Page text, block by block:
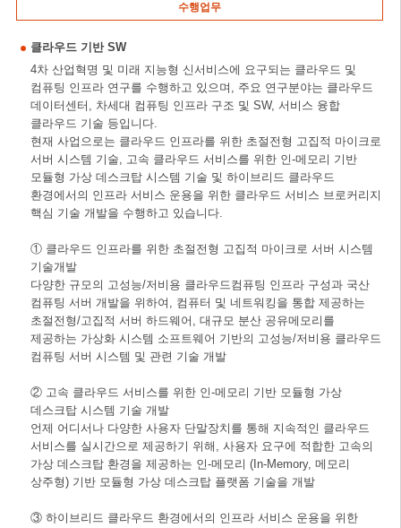
수행업무
클라우드 기반 SW
4차 산업혁명 및 미래 지능형 신서비스에 요구되는 클라우드 및
컴퓨팅 인프라 연구를 수행하고 있으며, 주요 연구분야는 클라우드
데이터센터, 차세대 컴퓨팅 인프라 구조 및 SW, 서비스 융합
클라우드 기술 등입니다.
현재 사업으로는 클라우드 인프라를 위한 초절전형 고집적 마이크로
서버 시스템 기술, 고속 클라우드 서비스를 위한 인-메모리 기반
모듈형 가상 데스크탑 시스템 기술 및 하이브리드 클라우드
환경에서의 인프라 서비스 운용을 위한 클라우드 서비스 브로커리지
핵심 기술 개발을 수행하고 있습니다.
① 클라우드 인프라를 위한 초절전형 고집적 마이크로 서버 시스템
기술개발
다양한 규모의 고성능/저비용 클라우드컴퓨팅 인프라 구성과 국산
컴퓨팅 서버 개발을 위하여, 컴퓨터 및 네트워킹을 통합 제공하는
초절전형/고집적 서버 하드웨어, 대규모 분산 공유메모리를
제공하는 가상화 시스템 소프트웨어 기반의 고성능/저비용 클라우드
컴퓨팅 서버 시스템 및 관련 기술 개발
② 고속 클라우드 서비스를 위한 인-메모리 기반 모듈형 가상
데스크탑 시스템 기술 개발
언제 어디서나 다양한 사용자 단말장치를 통해 지속적인 클라우드
서비스를 실시간으로 제공하기 위해, 사용자 요구에 적합한 고속의
가상 데스크탑 환경을 제공하는 인-메모리 (In-Memory, 메모리
상주형) 기반 모듈형 가상 데스크탑 플랫폼 기술을 개발
③ 하이브리드 클라우드 환경에서의 인프라 서비스 운용을 위한